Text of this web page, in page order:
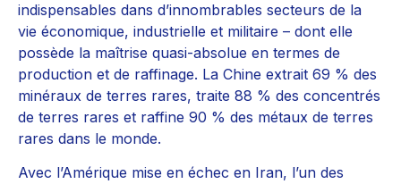
indispensables dans d’innombrables secteurs de la
vie économique, industrielle et militaire – dont elle
possède la maîtrise quasi-absolue en termes de
production et de raffinage. La Chine extrait 69 % des
minéraux de terres rares, traite 88 % des concentrés
de terres rares et raffine 90 % des métaux de terres
rares dans le monde.
Avec l’Amérique mise en échec en Iran, l’un des